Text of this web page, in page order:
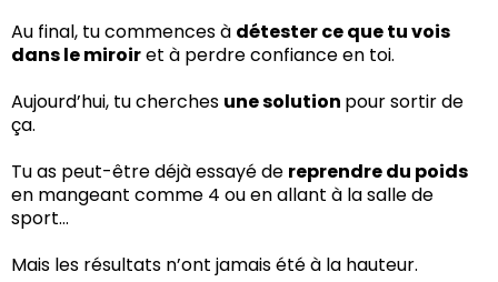
Au final, tu commences à détester ce que tu vois
dans le miroiret à perdre confiance en toi.
Aujourd’hui, tu cherches une solution pour sortir de
ça.
Tu as peut-être déjà essayé de reprendre du poids
en mangeant comme 4 ou en allant à la salle de
sport…
Mais les résultats n’ont jamais été à la hauteur.